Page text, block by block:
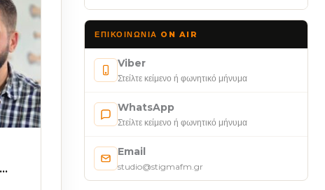
ΕΠΙΚΟΙΝΩΝΊΑ ON AIR
Viber
Στείλτε κείμενο ή φωνητικό μήνυμα
WhatsApp
Στείλτε κείμενο ή φωνητικό μήνυμα
Email
studio@stigmafm.gr